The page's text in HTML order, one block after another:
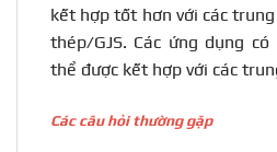
kết hợp tốt hơn với các
thép/GJS. Các ứng dụng
thể được kết hợp với các
Các câu hỏi thường gặp